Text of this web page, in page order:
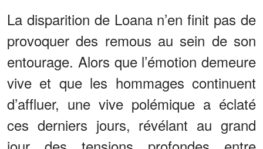
La disparition de Loana n’en finit pas de
provoquer des remous au sein de son
entourage. Alors que l’émotion demeure
vive et que les hommages continuent
d’affluer, une vive polémique a éclaté
ces derniers jours, révélant au grand